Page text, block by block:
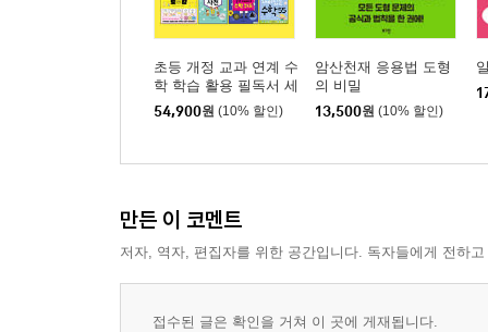
초등 개정 교과 연계 수
학 학습 활용 필독서 세
트
54,900원 (10% 할인)
암산천재 응용법 도형
의 비밀
13,500원 (10% 할인)
만든 이 코멘트
저자, 역자, 편집자를 위한 공간입니다. 독자들에게 전하
접수된 글은 확인을 거쳐 이 곳에 게재됩니다.